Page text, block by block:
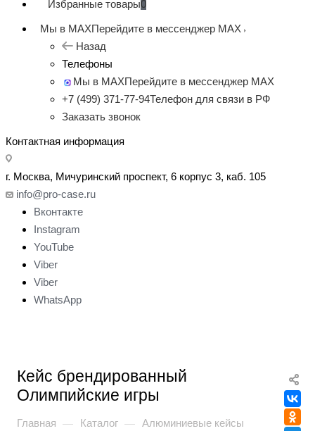
Избранные товары0
Мы в MAXПерейдите в мессенджер MAX
Назад
Телефоны
Мы в MAXПерейдите в мессенджер MAX
+7 (499) 371-77-94Телефон для связи в РФ
Заказать звонок
Контактная информация
г. Москва, Мичуринский проспект, 6 корпус 3, каб. 105
info@pro-case.ru
Вконтакте
Instagram
YouTube
Viber
Viber
WhatsApp
Кейс брендированный
Олимпийские игры
Главная — Каталог — Алюминиевые кейсы